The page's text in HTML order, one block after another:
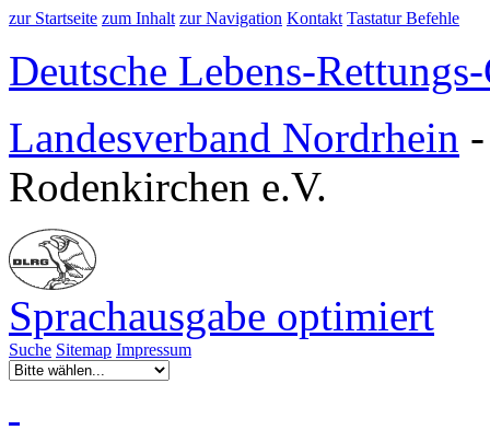
zur Startseite zum Inhalt zur Navigation Kontakt Tastatur Befehle
Deutsche Lebens-
Landesverband Nordrhein
Rodenkirchen e.V.
Sprachausgabe optimiert
Suche Sitemap Impressum